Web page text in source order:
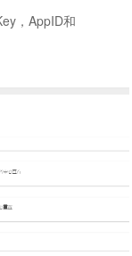
，AppID和